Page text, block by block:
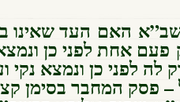
האם העד שאינו
פעם אחת לפני כן
לה לפני כן ונמצא נקי
פסק המחבר בסימן